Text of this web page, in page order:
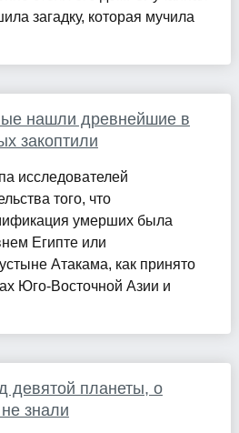
загадку, которая мучила
нашли древнейшие в
закоптили
исследователей
того, что
умерших была
Египте или
Атакама, как принято
Юго-Восточной Азии и
девятой планеты, о
знали